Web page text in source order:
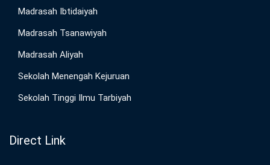
Madrasah Ibtidaiyah
Madrasah Tsanawiyah
Madrasah Aliyah
Sekolah Menengah Kejuruan
Sekolah Tinggi Ilmu Tarbiyah
Direct Link